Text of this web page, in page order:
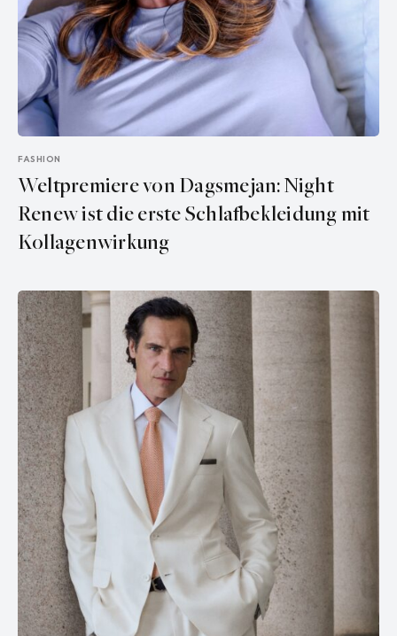
FASHION
Weltpremiere von Dagsmejan: Night
Renew ist die erste Schlafbekleidung mit
Kollagenwirkung